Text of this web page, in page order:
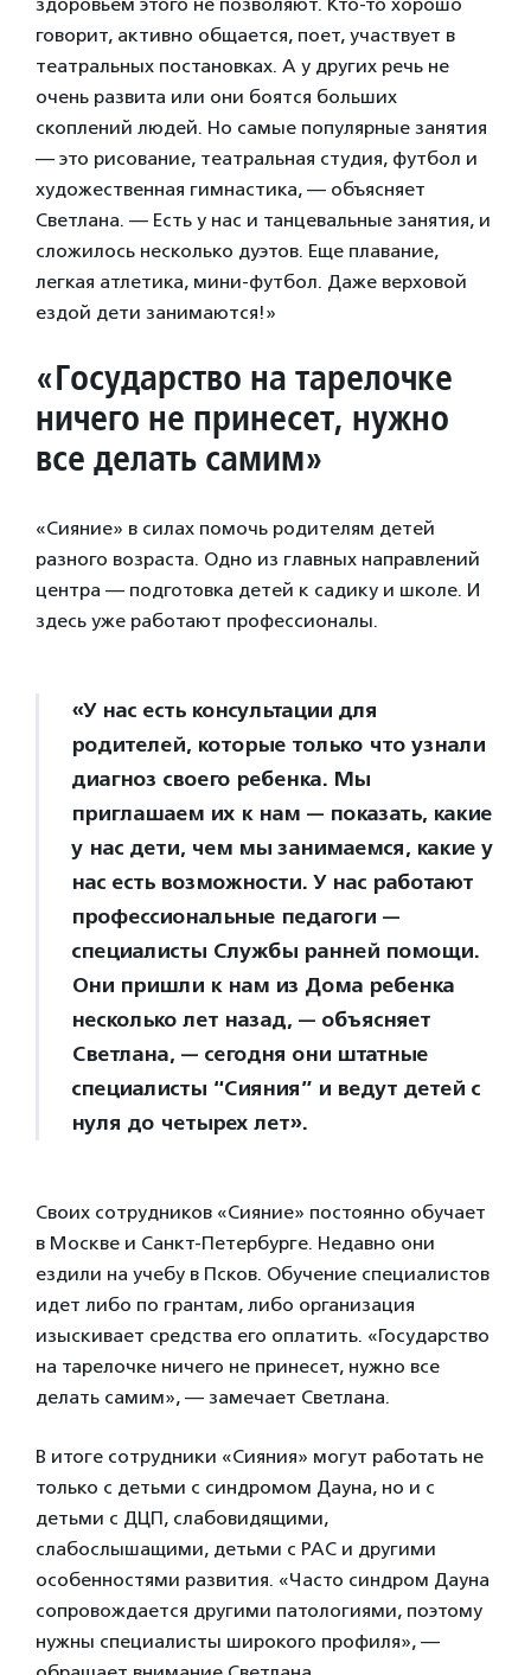
говорит, активно общается, поет, участвует в
театральных постановках. А у других речь не
очень развита или они боятся больших
скоплений людей. Но самые популярные занятия
— это рисование, театральная студия, футбол и
художественная гимнастика, — объясняет
Светлана. — Есть у нас и танцевальные занятия, и
сложилось несколько дуэтов. Еще плавание,
легкая атлетика, мини-футбол. Даже верховой
ездой дети занимаются!»
«Государство на тарелочке
ничего не принесет, нужно
все делать самим»
«Сияние» в силах помочь родителям детей
разного возраста. Одно из главных направлений
центра — подготовка детей к садику и школе. И
здесь уже работают профессионалы.
«У нас есть консультации для
родителей, которые только что узнали
диагноз своего ребенка. Мы
приглашаем их к нам — показать, какие
у нас дети, чем мы занимаемся, какие у
нас есть возможности. У нас работают
профессиональные педагоги —
специалисты Службы ранней помощи.
Они пришли к нам из Дома ребенка
несколько лет назад, — объясняет
Светлана, — сегодня они штатные
специалисты “Сияния” и ведут детей с
нуля до четырех лет».
Своих сотрудников «Сияние» постоянно обучает
в Москве и Санкт-Петербурге. Недавно они
ездили на учебу в Псков. Обучение специалистов
идет либо по грантам, либо организация
изыскивает средства его оплатить. «Государство
на тарелочке ничего не принесет, нужно все
делать самим», — замечает Светлана.
В итоге сотрудники «Сияния» могут работать не
только с детьми с синдромом Дауна, но и с
детьми с ДЦП, слабовидящими,
слабослышащими, детьми с РАС и другими
особенностями развития. «Часто синдром Дауна
сопровождается другими патологиями, поэтому
нужны специалисты широкого профиля», —